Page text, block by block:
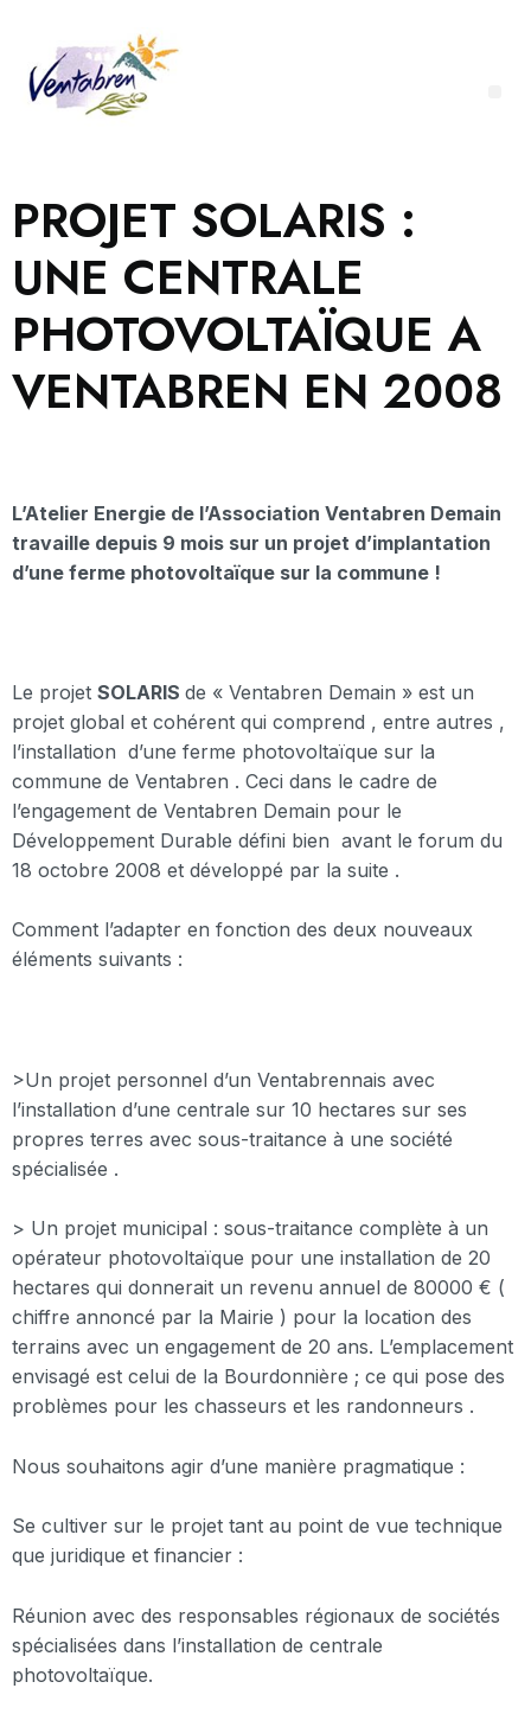
PROJET SOLARIS :
UNE CENTRALE
PHOTOVOLTAÏQUE A
VENTABREN EN 2008
L’Atelier Energie de l’Association Ventabren Demain
travaille depuis 9 mois sur un projet d’implantation
d’une ferme photovoltaïque sur la commune !
Le projet SOLARIS de « Ventabren Demain » est un
projet global et cohérent qui comprend , entre autres ,
l’installation d’une ferme photovoltaïque sur la
commune de Ventabren . Ceci dans le cadre de
l’engagement de Ventabren Demain pour le
Développement Durable défini bien avant le forum du
18 octobre 2008 et développé par la suite .
Comment l’adapter en fonction des deux nouveaux
éléments suivants :
>Un projet personnel d’un Ventabrennais avec
l’installation d’une centrale sur 10 hectares sur ses
propres terres avec sous-traitance à une société
spécialisée .
> Un projet municipal : sous-traitance complète à un
opérateur photovoltaïque pour une installation de 20
hectares qui donnerait un revenu annuel de 80000 € (
chiffre annoncé par la Mairie ) pour la location des
terrains avec un engagement de 20 ans. L’emplacement
envisagé est celui de la Bourdonnière ; ce qui pose des
problèmes pour les chasseurs et les randonneurs .
Nous souhaitons agir d’une manière pragmatique :
Se cultiver sur le projet tant au point de vue technique
que juridique et financier :
Réunion avec des responsables régionaux de sociétés
spécialisées dans l’installation de centrale
photovoltaïque.